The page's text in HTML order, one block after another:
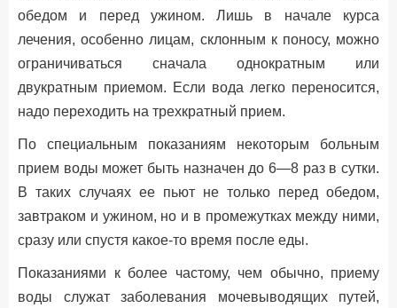
обедом и перед ужином. Лишь в начале курса
лечения, особенно лицам, склонным к поносу, можно
ограничиваться сначала однократным или
двукратным приемом. Если вода легко переносится,
надо переходить на трехкратный прием.
По специальным показаниям некоторым больным
прием воды может быть назначен до 6—8 раз в сутки.
В таких случаях ее пьют не только перед обедом,
завтраком и ужином, но и в промежутках между ними,
сразу или спустя какое-то время после еды.
Показаниями к более частому, чем обычно, приему
воды служат заболевания мочевыводящих путей,